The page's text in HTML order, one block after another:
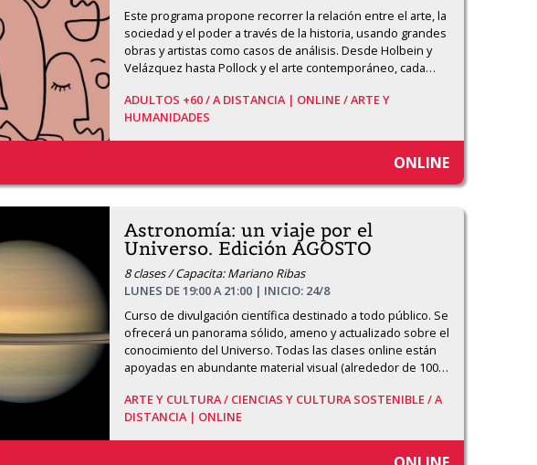
Este programa propone recorrer la relación entre el arte, la
sociedad y el poder a través de la historia, usando grandes
obras y artistas como casos de análisis. Desde Holbein y
Velázquez hasta Pollock y el arte contemporáneo, cada…
ADULTOS +60 /A DISTANCIA | ONLINE /ARTE Y
HUMANIDADES
ONLINE
Astronomía: un viaje por el
Universo. Edición AGOSTO
8 clases / Capacita: Mariano Ribas
LUNES DE 19:00 A 21:00 | INICIO: 24/8
Curso de divulgación científica destinado a todo público. Se
ofrecerá un panorama sólido, ameno y actualizado sobre el
conocimiento del Universo. Todas las clases online están
apoyadas en abundante material visual (alrededor de 100…
ARTE Y CULTURA / CIENCIAS Y CULTURA SOSTENIBLE /A
DISTANCIA | ONLINE